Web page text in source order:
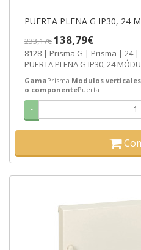
233,17€138,79€
8128 | Prisma G | Prisma | 24 | Puerta | Schneider Electric
PUERTA PLENA G IP30, 24
GamaPrisma Modulos
o componentePuerta
-